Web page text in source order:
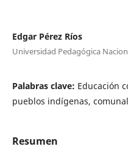
Edgar Pérez Ríos
Universidad Pedagógica
Palabras clave: Educación
pueblos indígenas,
Resumen